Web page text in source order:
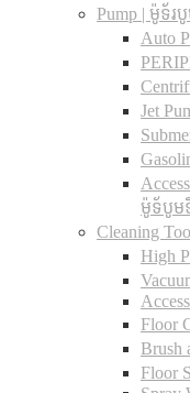
Pump | ម៉ូទ័រ
Auto
Jet
ម៉ូទ័បូម
Cleaning
High
Floor
Brush
Floor